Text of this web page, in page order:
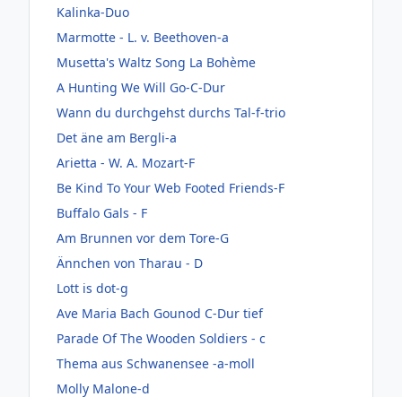
Kalinka-Duo
Marmotte - L. v. Beethoven-a
Musetta's Waltz Song La Bohème
A Hunting We Will Go-C-Dur
Wann du durchgehst durchs Tal-f-trio
Det äne am Bergli-a
Arietta - W. A. Mozart-F
Be Kind To Your Web Footed Friends-F
Buffalo Gals - F
Am Brunnen vor dem Tore-G
Ännchen von Tharau - D
Lott is dot-g
Ave Maria Bach Gounod C-Dur tief
Parade Of The Wooden Soldiers - c
Thema aus Schwanensee -a-moll
Molly Malone-d